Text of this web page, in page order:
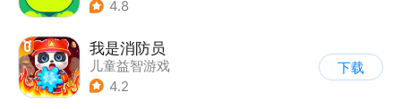
4.8
我是消防员
儿童益智游戏
| 启蒙早教
4.2
下载